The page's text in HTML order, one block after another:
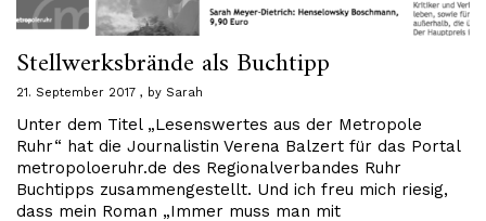
Stellwerksbrände als Buchtipp
21. September 2017 by Sarah
Unter dem Titel „Lesenswertes aus der Metropole
Ruhr“ hat die Journalistin Verena Balzert für das Portal
metropoloeruhr.de des Regionalverbandes Ruhr
Buchtipps zusammengestellt. Und ich freu mich riesig,
dass mein Roman „Immer muss man mit